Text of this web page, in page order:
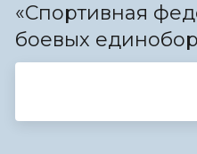
«Спортивная
боевых